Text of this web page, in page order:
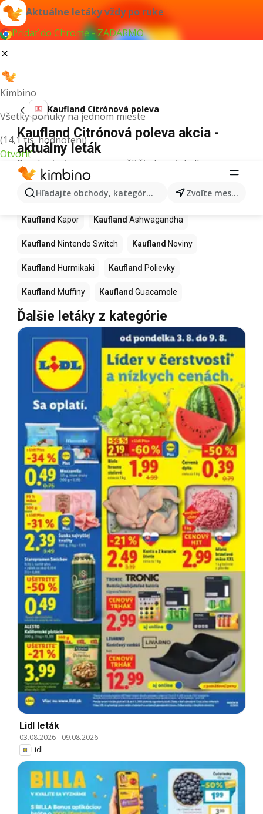
Aktuálne letáky vždy po ruke
Pridať do Chrome - ZADARMO
Kimbino
Všetky ponuky na jednom mieste
(14,1 tis. hodnotení)
Otvoriť
Hľadajte obchody, kategórie, produkty... Zvoľte mesto
Kaufland Citrónová poleva
Kaufland Citrónová poleva akcia -
aktuálny leták
Pre daný výraz sme nenašli žiadne výsledky.
Ďalšie produkty v obchodoch
Kaufland
Kaufland Kapor Kaufland Ashwagandha
Kaufland Nintendo Switch Kaufland Noviny
Kaufland Hurmikaki Kaufland Polievky
Kaufland Muffiny Kaufland Guacamole
Ďalšie letáky z kategórie
Lidl leták
03.08.2026- 09.08.2026
Lidl